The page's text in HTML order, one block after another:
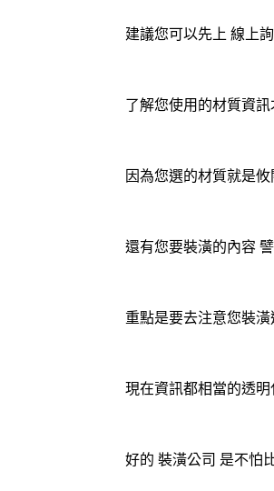
建議您可以先上 線上
了解您使用的材質資
因為您選的材質就是
還有您要裝潢的內容
重點是要去注意您裝
現在資訊都相當的透
好的 裝潢公司 是不怕